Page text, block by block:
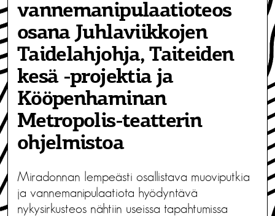
vannemanipulaatioteos
osana Juhlaviikkojen
Taidelahjohja, Taiteiden
kesä -projektia ja
Kööpenhaminan
Metropolis-teatterin
ohjelmistoa
Miradonnan lempeästi osallistava muoviputkia
ja vannemanipulaatiota hyödyntävä
nykysirkusteos nähtiin useissa tapahtumissa